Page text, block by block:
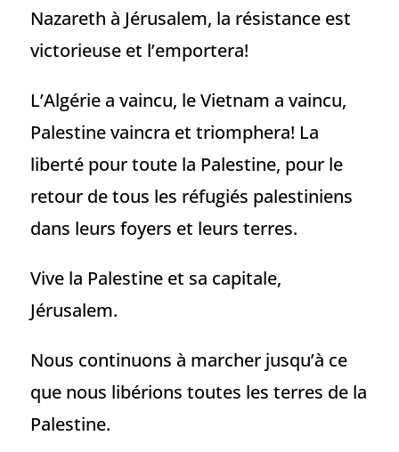
Nazareth à Jérusalem, la résistance est
victorieuse et l’emportera!
L’Algérie a vaincu, le Vietnam a vaincu,
Palestine vaincra et triomphera! La
liberté pour toute la Palestine, pour le
retour de tous les réfugiés palestiniens
dans leurs foyers et leurs terres.
Vive la Palestine et sa capitale,
Jérusalem.
Nous continuons à marcher jusqu’à ce
que nous libérions toutes les terres de la
Palestine.